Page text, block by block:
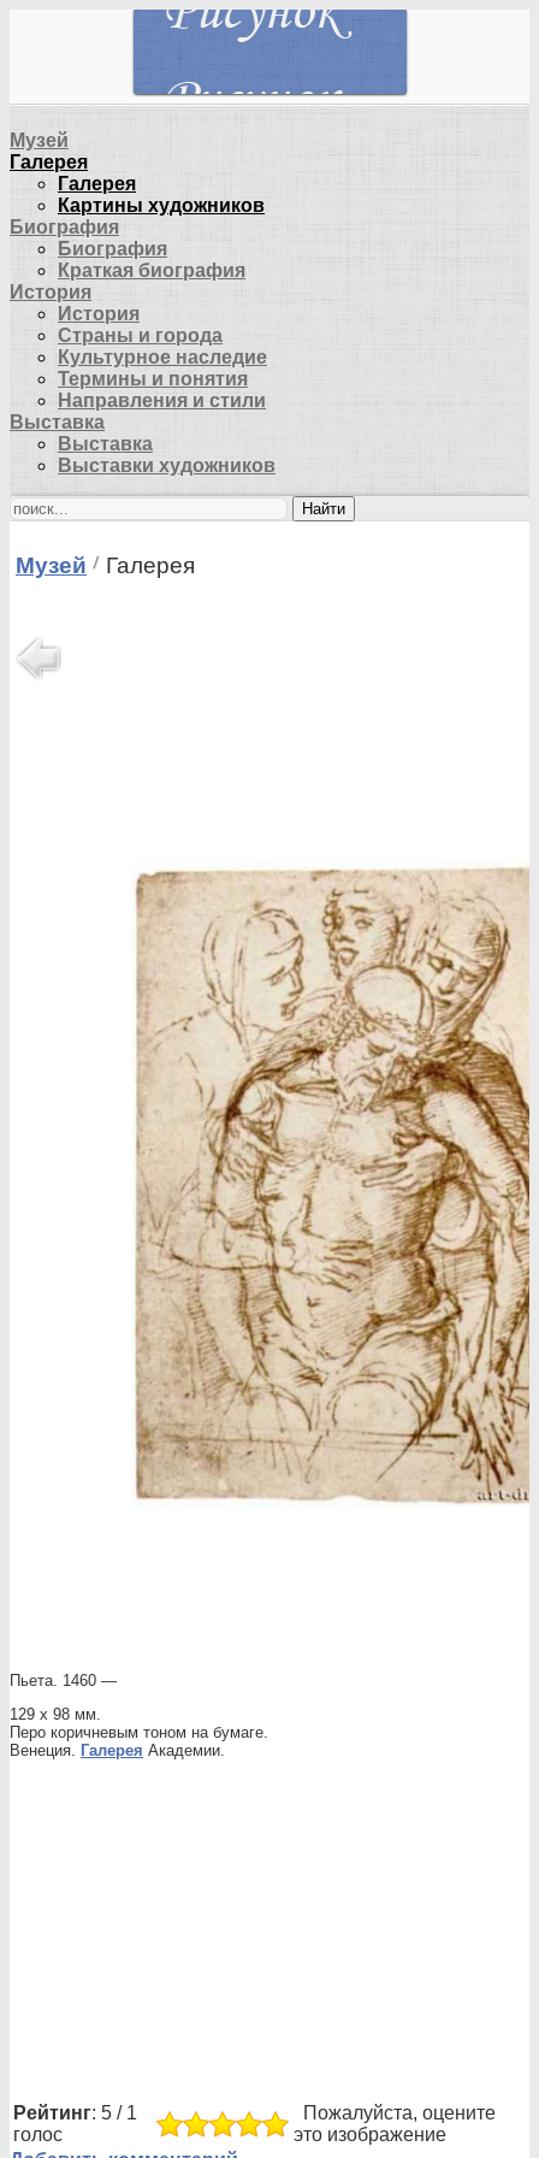
Музей
Галерея
Галерея
Картины художников
Биография
Биография
Краткая биография
История
История
Страны и города
Культурное наследие
Термины и понятия
Направления и стили
Выставка
Выставка
Выставки художников
Найти
Музей Галерея
Пьета. 1460 —
129 х 98 мм.
Перо коричневым тоном на бумаге.
Венеция. Галерея Академии.
Рейтинг: 5 / 1
голос
Пожалуйста, оцените
это изображение